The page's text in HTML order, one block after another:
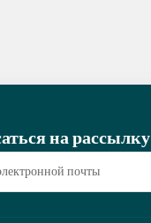
на рассылку